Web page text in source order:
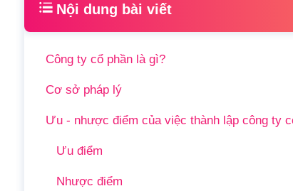
Nội dung bài viết
Công ty cổ phần là gì?
Cơ sở pháp lý
Ưu - nhược điểm của việc thành lập công ty
Ưu điểm
Nhược điểm